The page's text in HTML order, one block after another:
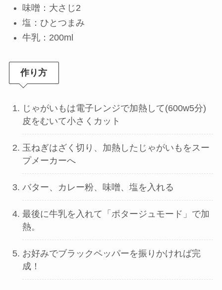
味噌：大さじ2
塩：ひとつまみ
牛乳：200ml
作り方
じゃがいもは電子レンジで加熱して(600w5分)
皮をむいて小さくカット
玉ねぎはざく切り、加熱したじゃがいもをスー
プメーカーへ
バター、カレー粉、味噌、塩を入れる
最後に牛乳を入れて「ポタージュモード」で加
熱。
お好みでブラックペッパーを振りかければ完
成！